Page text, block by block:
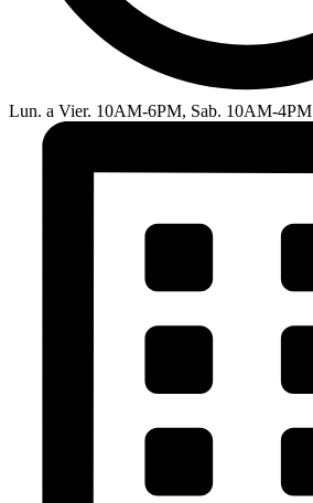
Lun. a Vier. 10AM-6PM, Sab. 10AM-4PM